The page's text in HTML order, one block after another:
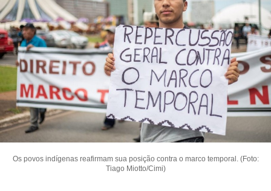
Os povos indígenas reafirmam sua posição contra o marco temporal. (Foto:
Tiago Miotto/Cimi)